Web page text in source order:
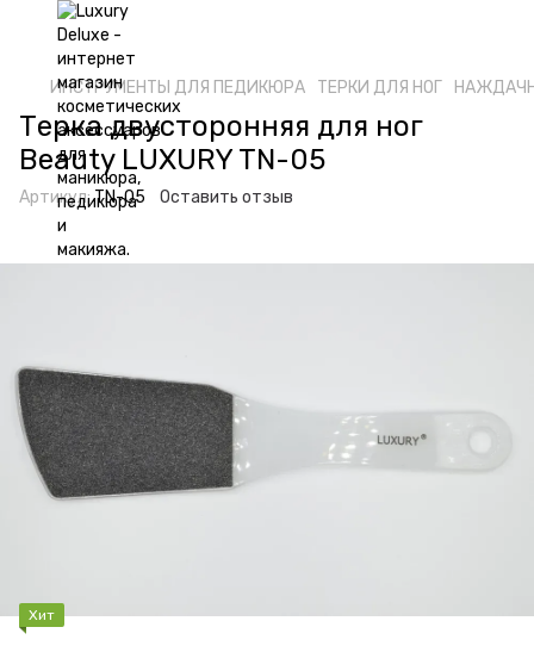
ИНСТРУМЕНТЫ ДЛЯ ПЕДИКЮРА ТЕРКИ ДЛЯ НОГ
Терка двусторонняя для ног
Beauty LUXURY TN-05
Артикул:TN-05 Оставить отзыв
Хит